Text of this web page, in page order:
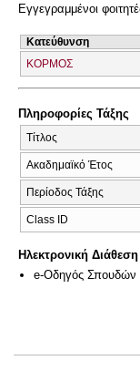
Εγγεγραμμένοι
Κατεύθυνση
ΚΟΡΜΟΣ
Πληροφορίες Τάξης
Τίτλος
Ακαδημαϊκό Έτος
Περίοδος Τάξης
Class ID
Ηλεκτρονική
e-Οδηγός Σπουδών